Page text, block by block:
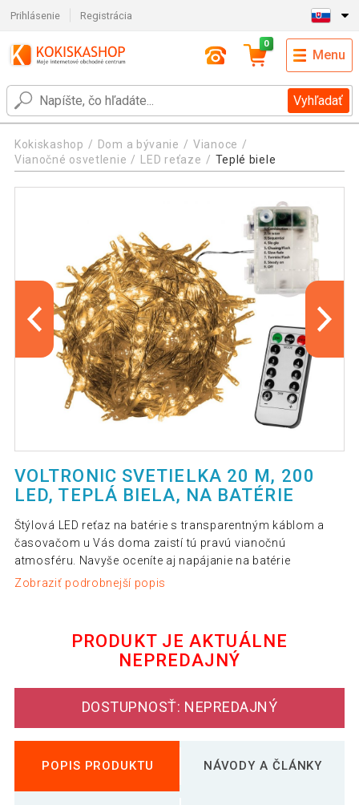
Prihlásenie Registrácia
Vyhľadať
0
Menu
Kokiskashop Dom a bývanie
Vianoce
Vianočné osvetlenie
LED reťaze Teplé biele
VOLTRONIC SVETIELKA 20 M, 200
LED, TEPLÁ BIELA, NA BATÉRIE
Štýlová LED reťaz na batérie s transparentným káblom a
časovačom u Vás doma zaistí tú pravú vianočnú
atmosféru. Navyše oceníte aj napájanie na batérie
Zobraziť podrobnejší popis
PRODUKT JE AKTUÁLNE
NEPREDAJNÝ
DOSTUPNOSŤ: NEPREDAJNÝ
POPIS PRODUKTU NÁVODY A ČLÁNKY